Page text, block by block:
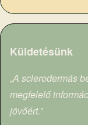
Küldetésünk
„A sclerodermás
megfelelő
jövőért.”